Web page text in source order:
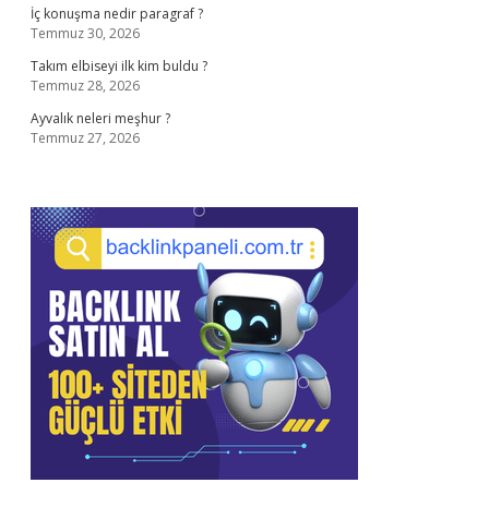
İç konuşma nedir paragraf ?
Temmuz 30, 2026
Takım elbiseyi ilk kim buldu ?
Temmuz 28, 2026
Ayvalık neleri meşhur ?
Temmuz 27, 2026